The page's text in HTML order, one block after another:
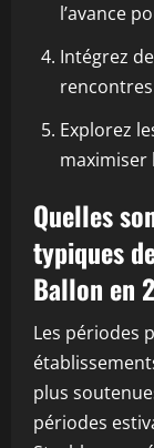
l’avance
Intégrez
Explorez
maximiser
Quelles
typiques
Ballon en
Les périodes
plus
périodes